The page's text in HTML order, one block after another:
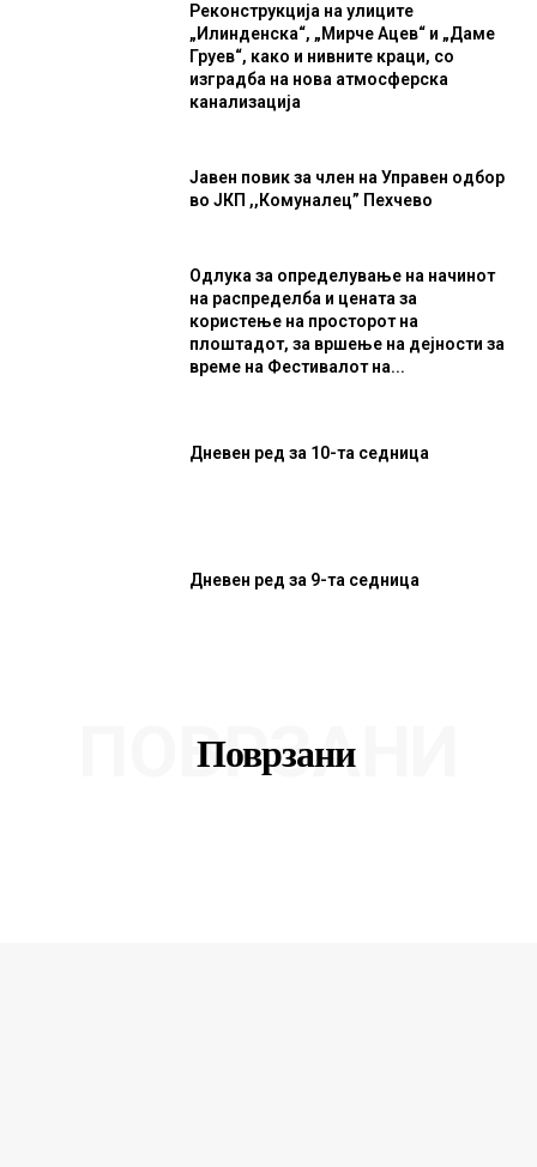
Реконструкција на улиците
„Илинденска“, „Мирче Ацев“ и „Даме
Груев“, како и нивните краци, со
изградба на нова атмосферска
канализација
Јавен повик за член на Управен одбор
во ЈКП ,,Комуналец” Пехчево
Одлука за определување на начинот
на распределба и цената за
користење на просторот на
плоштадот, за вршење на дејности за
време на Фестивалот на...
Дневен ред за 10-та седница
Дневен ред за 9-та седница
Поврзани
ПОВРЗАНИ